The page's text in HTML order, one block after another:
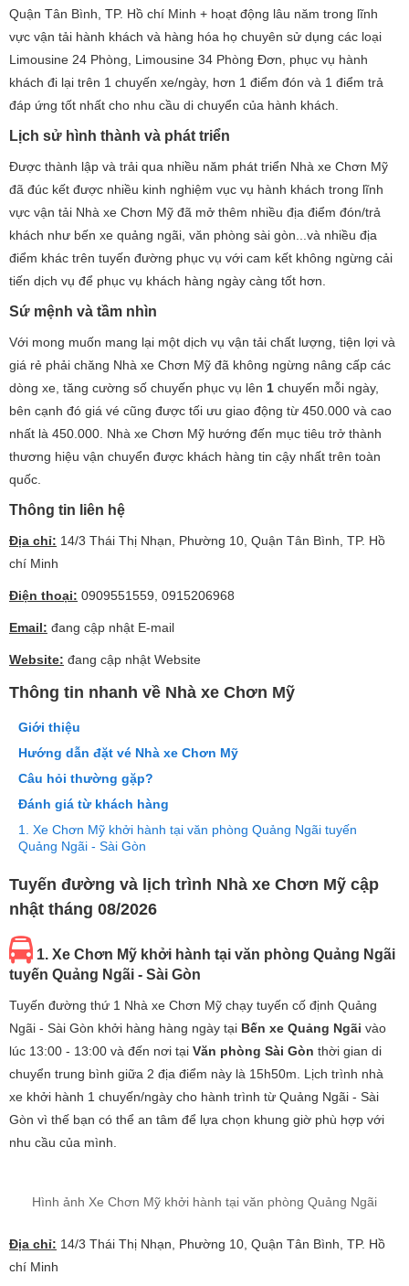
Quận Tân Bình, TP. Hồ chí Minh + hoạt động lâu năm trong lĩnh
vực vận tải hành khách và hàng hóa họ chuyên sử dụng các loại
Limousine 24 Phòng, Limousine 34 Phòng Đơn, phục vụ hành
khách đi lại trên 1 chuyến xe/ngày, hơn 1 điểm đón và 1 điểm trả
đáp ứng tốt nhất cho nhu cầu di chuyển của hành khách.
Lịch sử hình thành và phát triển
Được thành lập và trải qua nhiều năm phát triển Nhà xe Chơn Mỹ
đã đúc kết được nhiều kinh nghiệm vục vụ hành khách trong lĩnh
vực vận tải Nhà xe Chơn Mỹ đã mở thêm nhiều địa điểm đón/trả
khách như bến xe quảng ngãi, văn phòng sài gòn...và nhiều địa
điểm khác trên tuyến đường phục vụ với cam kết không ngừng cải
tiến dịch vụ để phục vụ khách hàng ngày càng tốt hơn.
Sứ mệnh và tầm nhìn
Với mong muốn mang lại một dịch vụ vận tải chất lượng, tiện lợi và
giá rẻ phải chăng Nhà xe Chơn Mỹ đã không ngừng nâng cấp các
dòng xe, tăng cường số chuyến phục vụ lên 1 chuyến mỗi ngày,
bên cạnh đó giá vé cũng được tối ưu giao động từ 450.000 và cao
nhất là 450.000. Nhà xe Chơn Mỹ hướng đến mục tiêu trở thành
thương hiệu vận chuyển được khách hàng tin cậy nhất trên toàn
quốc.
Thông tin liên hệ
Địa chỉ: 14/3 Thái Thị Nhạn, Phường 10, Quận Tân Bình, TP. Hồ
chí Minh
Điện thoại: 0909551559, 0915206968
Email: đang cập nhật E-mail
Website: đang cập nhật Website
Thông tin nhanh về Nhà xe Chơn Mỹ
Giới thiệu
Hướng dẫn đặt vé Nhà xe Chơn Mỹ
Câu hỏi thường gặp?
Đánh giá từ khách hàng
1. Xe Chơn Mỹ khởi hành tại văn phòng Quảng Ngãi tuyến
Quảng Ngãi - Sài Gòn
Tuyến đường và lịch trình Nhà xe Chơn Mỹ cập
nhật tháng 08/2026
1. Xe Chơn Mỹ khởi hành tại văn phòng Quảng Ngãi
tuyến Quảng Ngãi - Sài Gòn
Tuyến đường thứ 1 Nhà xe Chơn Mỹ chạy tuyến cố định Quảng
Ngãi - Sài Gòn khởi hàng hàng ngày tại Bến xe Quảng Ngãi vào
lúc 13:00 - 13:00 và đến nơi tại Văn phòng Sài Gòn thời gian di
chuyển trung bình giữa 2 địa điểm này là 15h50m. Lịch trình nhà
xe khởi hành 1 chuyến/ngày cho hành trình từ Quảng Ngãi - Sài
Gòn vì thế bạn có thể an tâm để lựa chọn khung giờ phù hợp với
nhu cầu của mình.
Hình ảnh Xe Chơn Mỹ khởi hành tại văn phòng Quảng Ngãi
Địa chỉ: 14/3 Thái Thị Nhạn, Phường 10, Quận Tân Bình, TP. Hồ
chí Minh